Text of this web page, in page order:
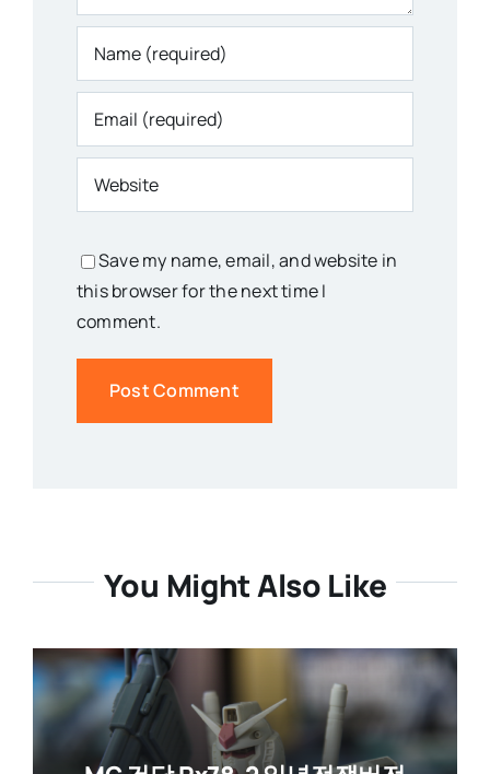
Save my name, email, and website in
this browser for the next time I
comment.
You Might Also Like